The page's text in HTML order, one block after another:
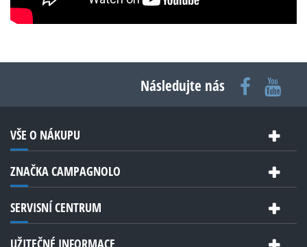
Následujte nás
VŠE O NÁKUPU
ZNAČKA CAMPAGNOLO
SERVISNÍ CENTRUM
UŽITEČNÉ INFORMACE